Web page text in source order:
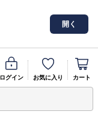
開く
ログイン お気に入り カート